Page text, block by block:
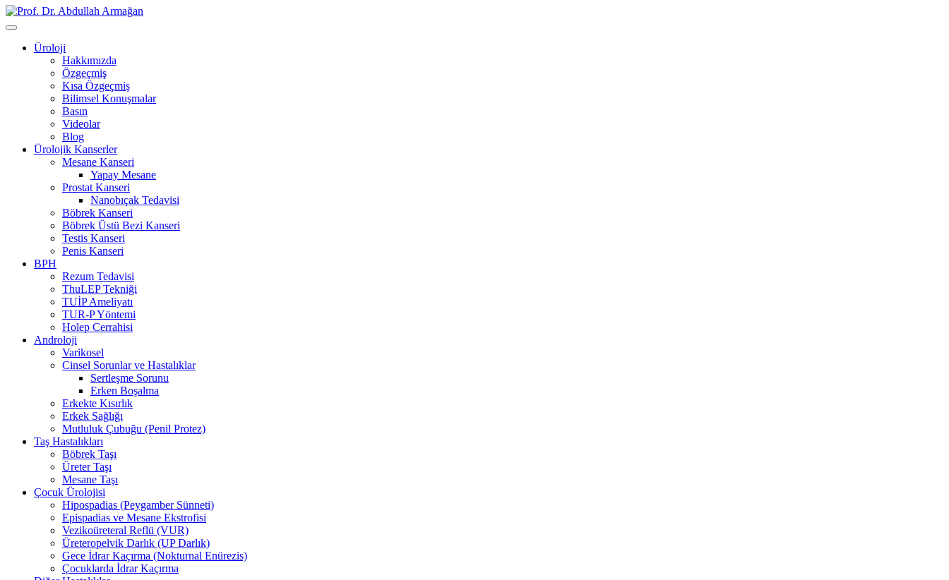
Üroloji
Hakkımızda
Özgeçmiş
Kısa Özgeçmiş
Bilimsel Konuşmalar
Basın
Videolar
Blog
Ürolojik Kanserler
Mesane Kanseri
Yapay Mesane
Prostat Kanseri
Nanobıçak Tedavisi
Böbrek Kanseri
Böbrek Üstü Bezi Kanseri
Testis Kanseri
Penis Kanseri
BPH
Rezum Tedavisi
ThuLEP Tekniği
TUİP Ameliyatı
TUR-P Yöntemi
Holep Cerrahisi
Androloji
Varikosel
Cinsel Sorunlar ve Hastalıklar
Sertleşme Sorunu
Erken Boşalma
Erkekte Kısırlık
Erkek Sağlığı
Mutluluk Çubuğu (Penil Protez)
Taş Hastalıkları
Böbrek Taşı
Üreter Taşı
Mesane Taşı
Çocuk Ürolojisi
Hipospadias (Peygamber Sünneti)
Epispadias ve Mesane Ekstrofisi
Vezikoüreteral Reflü (VUR)
Üreteropelvik Darlık (UP Darlık)
Gece İdrar Kaçırma (Nokturnal Enürezis)
Çocuklarda İdrar Kaçırma